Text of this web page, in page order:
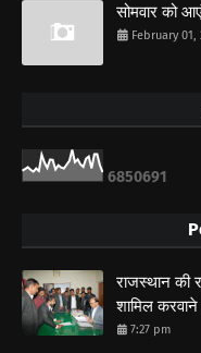
सोमवार को
February 01,
6850691
राजस्थान की
शामिल करवाने
7:27 pm